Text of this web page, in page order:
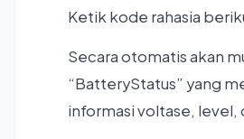
Ketik kode rahasia
Secara otomatis akan
“BatteryStatus” yang
informasi voltase, level,